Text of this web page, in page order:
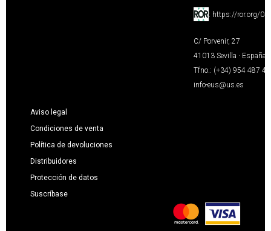
: https://ror.org/
C/ Porvenir, 27
41013 Sevilla · España
Tfno.: (+34) 954 487
info-eus@us.es
Aviso legal
Condiciones de venta
Política de devoluciones
Distribuidores
Protección de datos
Suscríbase